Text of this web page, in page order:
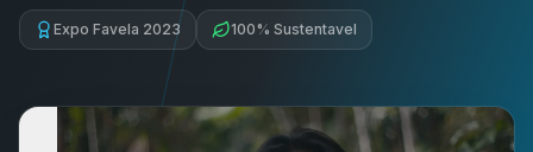
Expo Favela 2023 100% Sustentavel